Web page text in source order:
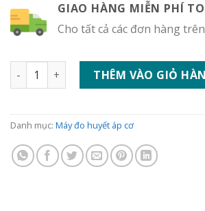
GIAO HÀNG MIỄN PHÍ
Cho tất cả các đơn hàng
Máy đo huyết áp cơ Yamasu (Kèm ống
THÊM VÀO GIỎ
Danh mục: Máy đo huyết áp cơ